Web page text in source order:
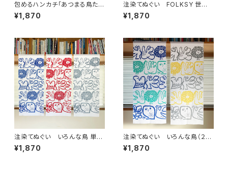
包めるハンカチ「あつまる鳥た
ち」
¥1,870
注染てぬぐい FOLKSY 世界
の民芸
¥1,870
注染てぬぐい いろんな鳥 単色
ver.【残り僅か】
¥1,870
注染てぬぐい いろんな鳥（２色
染め）
¥1,870